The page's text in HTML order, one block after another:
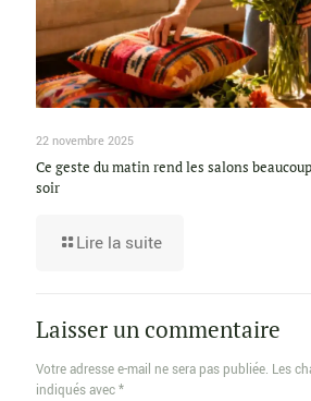
22 novembre 2025
Ce geste du matin rend les salons
soir
Lire la suite
Laisser un commentaire
Votre adresse e-mail ne sera pas publiée. Les
indiqués avec*